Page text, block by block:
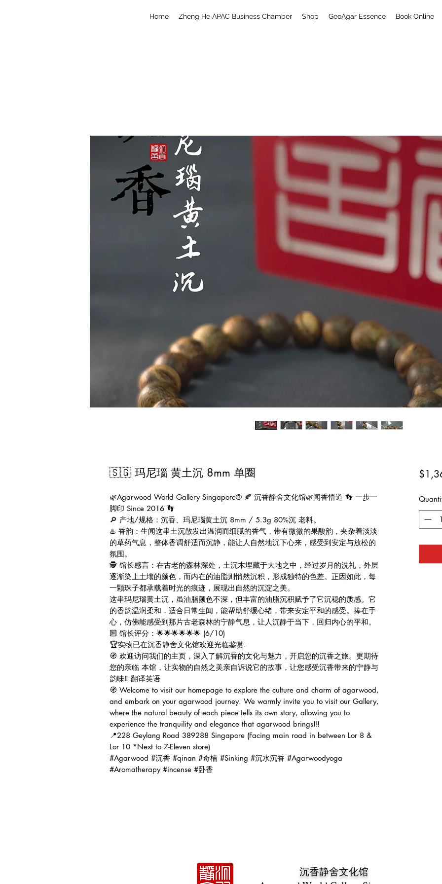
Home Zheng He APAC Business Chamber Shop GeoAgar Essence Book Online
🇸🇬 玛尼瑙 黄土沉 8mm 单圈
🌿Agarwood World Gallery Singapore® 🍂 沉香静舍文化馆🌿闻香悟道 👣 一步一
脚印 Since 2016 👣
🔎 产地/规格：沉香、玛尼瑙黄土沉 8mm / 5.3g 80%沉 老料。
♨️ 香韵：生闻这串土沉散发出温润而细腻的香气，带有微微的果酸韵，夹杂着淡淡
的草药气息，整体香调舒适而沉静，能让人自然地沉下心来，感受到安定与放松的
氛围。
🕵️ 馆长感言：在古老的森林深处，土沉木埋藏于大地之中，经过岁月的洗礼，外层
逐渐染上土壤的颜色，而内在的油脂则悄然沉积，形成独特的色差。正因如此，每
一颗珠子都承载着时光的痕迹，展现出自然的沉淀之美。
这串玛尼瑙黄土沉，虽油脂颜色不深，但丰富的油脂沉积赋予了它沉稳的质感。它
的香韵温润柔和，适合日常生闻，能帮助舒缓心绪，带来安定平和的感受。捧在手
心，仿佛能感受到那片古老森林的宁静气息，让人沉静于当下，回归内心的平和。
🔟 馆长评分：🌟🌟🌟🌟🌟🌟 (6/10)
🏆实物已在沉香静舍文化馆欢迎光临鉴赏.
🧭 欢迎访问我们的主页，深入了解沉香的文化与魅力，开启您的沉香之旅。更期待
您的亲临 本馆，让实物的自然之美亲自诉说它的故事，让您感受沉香带来的宁静与
韵味‼️ 翻译英语
🧭 Welcome to visit our homepage to explore the culture and charm of agarwood,
and embark on your agarwood journey. We warmly invite you to visit our Gallery,
where the natural beauty of each piece tells its own story, allowing you to
experience the tranquility and elegance that agarwood brings!‼️
📍228 Geylang Road 389288 Singapore (Facing main road in between Lor 8 &
Lor 10 *Next to 7-Eleven store)
#Agarwood #沉香 #qinan #奇楠 #Sinking #沉水沉香 #Agarwoodyoga
#Aromatherapy #incense #卧香
沉香静舍文化馆